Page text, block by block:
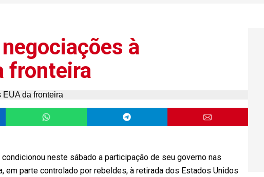
à
fronteira
neste sábado a participação de seu governo nas
em parte controlado por rebeldes, à retirada dos Estados Unidos